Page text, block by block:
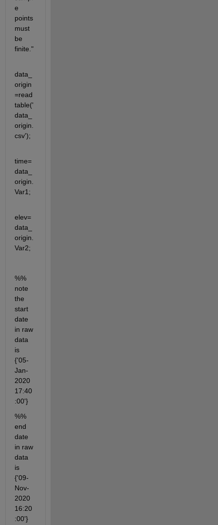
e
points
must
be
finite."
data_
origin
=read
table('
data_
origin.
csv');
time=
data_
origin.
Var1;
elev=
data_
origin.
Var2;
%%
note
the
start
date
in raw
data
is
{'05-
Jan-
2020
17:40
:00'}
%%
end
date
in raw
data
is
{'09-
Nov-
2020
16:20
:00'}